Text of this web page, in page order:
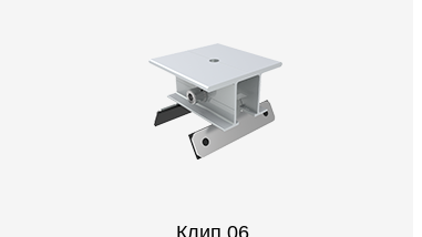
Клип 06